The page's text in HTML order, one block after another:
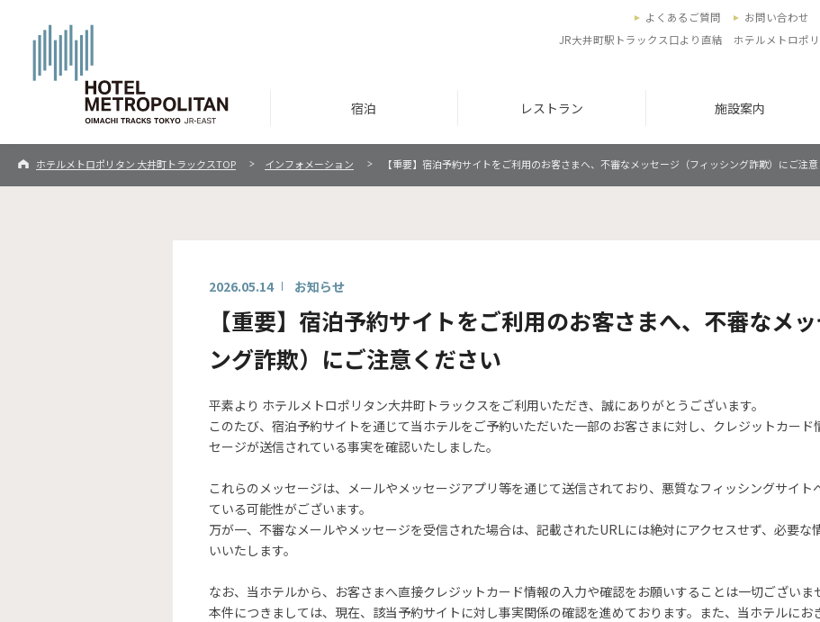
宿泊 レストラン 施設案内
よくあるご質問 お問い合わせ
JR大井町駅トラックス口より直結 ホテルメトロポ
ホテルメトロポリタン 大井町トラックスTOP インフォメーション 【重要】宿泊予約サイトをご利用のお客さまへ、不審なメッセージ（フィッシング詐欺）にご注
2026.05.14 お知らせ
【重要】宿泊予約サイトをご利用のお客さまへ、不審なメ
ング詐欺）にご注意ください
平素より ホテルメトロポリタン大井町トラックスをご利用いただき、誠にありがとうございます。
このたび、宿泊予約サイトを通じて当ホテルをご予約いただいた一部のお客さまに対し、クレジットカード
セージが送信されている事実を確認いたしました。
これらのメッセージは、メールやメッセージアプリ等を通じて送信されており、悪質なフィッシングサイ
ている可能性がございます。
万が一、不審なメールやメッセージを受信された場合は、記載されたURLには絶対にアクセスせず、必要な
いいたします。
なお、当ホテルから、お客さまへ直接クレジットカード情報の入力や確認をお願いすることは一切ございま
本件につきましては、現在、該当予約サイトに対し事実関係の確認を進めております。また、当ホテルにお